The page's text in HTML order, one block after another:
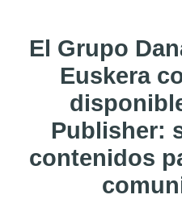
El Grupo
Euskera
Publisher:
contenidos